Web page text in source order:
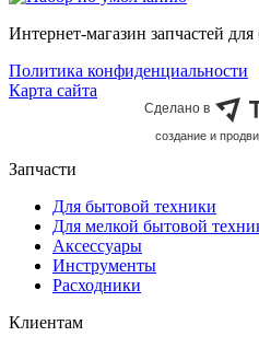
Интернет-магазин запчастей
Политика конфиденциальности
Карта сайта
Сделано в
cоздание и
Запчасти
Для бытовой техники
Для мелкой бытовой
Аксессуары
Инструменты
Расходники
Клиентам